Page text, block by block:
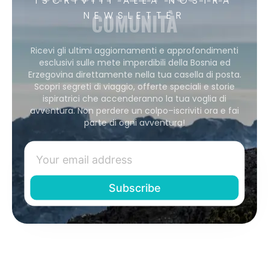
NEWSLETTER
COMUNITÀ
Ricevi gli ultimi aggiornamenti e approfondimenti
esclusivi sulle mete imperdibili della Bosnia ed
Erzegovina direttamente nella tua casella di posta.
Scopri segreti di viaggio, offerte speciali e storie
ispiratrici che accenderanno la tua voglia di
avventura. Non perdere un colpo–iscriviti ora e fai
parte di ogni avventura!